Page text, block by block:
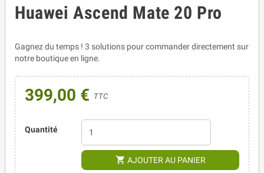
Huawei Ascend Mate 20 Pro
Gagnez du temps ! 3 solutions pour commander directement sur
notre boutique en ligne.
399,00 € TTC
Quantité
shopping_cart AJOUTER AU PANIER